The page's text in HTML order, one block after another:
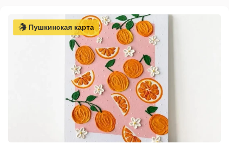
Пушкинская карта